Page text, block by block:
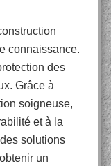
connaissance.
des
Grâce à
soigneuse,
et à la
solutions
un